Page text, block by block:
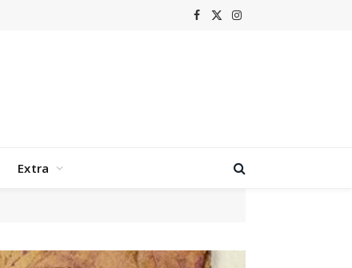
Facebook
X
Instagram
Extra